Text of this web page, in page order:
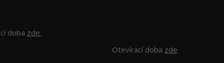
doba zde
Otevírací doba zde